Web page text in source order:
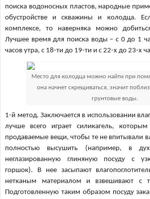
поиска водоносных пластов, народные
обустройстве и скважины и колодца.
комплексе, то наверняка можно
Лучшее время для поиска воды – с 0 до 1
часов утра, с 18-ти до 19-ти и с 22-х до 23-х
Место для колодца можно найти при
она начнет скрещиваться, значит
грунтовые воды.
1-й метод. Заключается в использовании
лучше всего играет силикагель,
продаваемые вещи, чтобы те не впитывали
полностью высушить (например, в
неглазированную глиняную посуду с
горшок). В нее засыпают
нетканым материалом и взвешивают с
Подготовленную таким образом посуду